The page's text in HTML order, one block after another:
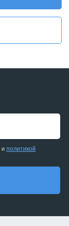
и политикой